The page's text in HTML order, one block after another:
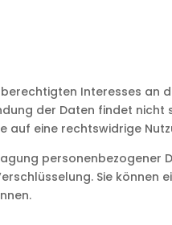
Interesses an
der Daten findet
eine rechtswidrige
personenbezogener
Sie können